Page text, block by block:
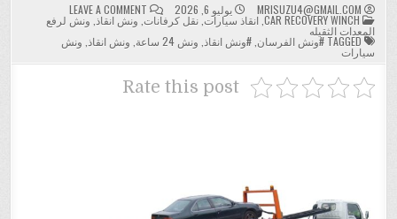
MRISUZU4@GMAIL.COM يوليو 6, 2026 LEAVE A COMMENT
ON
أفضل
ونش
إنقاذ
سيارات
في
POSTED
IN
CAR RECOVERY WINCH
,انقاذ سيارات,نقل كرفانات ونش انقاذ ونش لرفع
المعدات الثقيله
#ونش الفرسان ,#ونش انقاذ ونش 24 ساعة ونش انقاذ ونش
سيارات
Rate this post